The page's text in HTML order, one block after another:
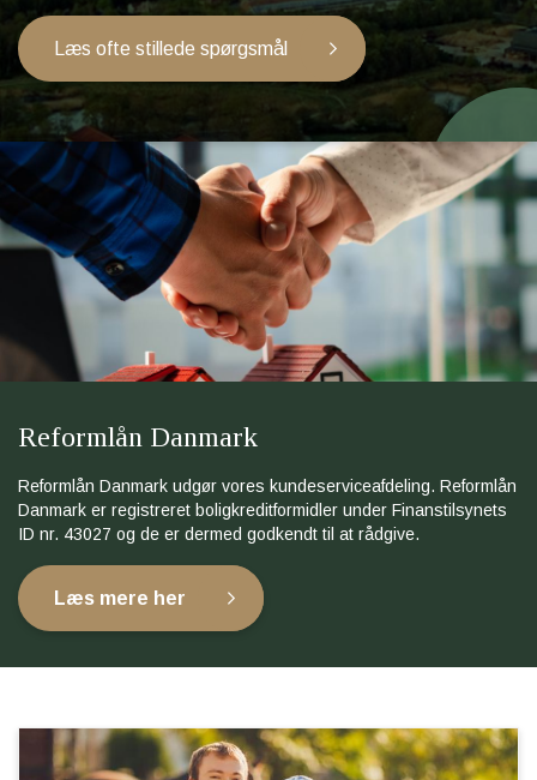
Læs ofte stillede spørgsmål
Reformlån Danmark
Reformlån Danmark udgør vores kundeserviceafdeling. Reformlån
Danmark er registreret boligkreditformidler under Finanstilsynets
ID nr. 43027 og de er dermed godkendt til at rådgive.
Læs mere her